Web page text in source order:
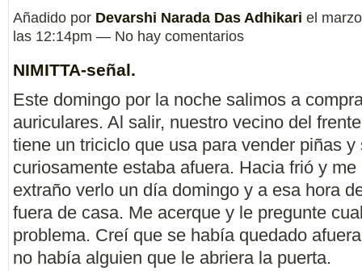
Añadido por Devarshi Narada Das Adhikari el
las 12:14pm — No hay comentarios
NIMITTA-señal.
Este domingo por la noche salimos a
auriculares. Al salir, nuestro vecino del
tiene un triciclo que usa para vender piñas y
curiosamente estaba afuera. Hacia frió y me
extraño verlo un día domingo y a esa hora
fuera de casa. Me acerque y le pregunte
problema. Creí que se había quedado
no había alguien que le abriera la puerta.